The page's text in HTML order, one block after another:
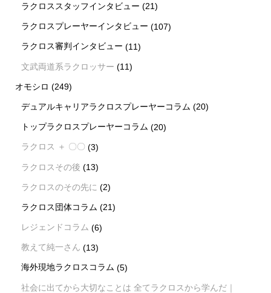
ラクロススタッフインタビュー (21)
ラクロスプレーヤーインタビュー (107)
ラクロス審判インタビュー (11)
文武両道系ラクロッサー (11)
オモシロ (249)
デュアルキャリアラクロスプレーヤーコラム (20)
トップラクロスプレーヤーコラム (20)
ラクロス ＋ 〇〇 (3)
ラクロスその後 (13)
ラクロスのその先に (2)
ラクロス団体コラム (21)
レジェンドコラム (6)
教えて純一さん (13)
海外現地ラクロスコラム (5)
社会に出てから大切なことは 全てラクロスから学んだ｜